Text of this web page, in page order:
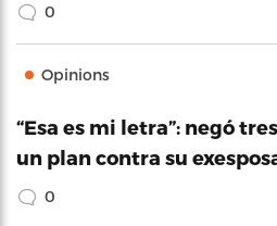
0
Opinions
“Esa es mi letra”: negó
un plan contra su
0